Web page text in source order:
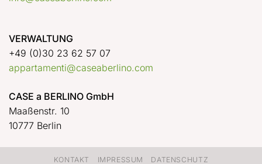
VERWALTUNG
+49 (0)30 23 62 57 07
appartamenti@caseaberlino.com
CASE a BERLINO GmbH
Maaßenstr. 10
10777 Berlin
KONTAKT IMPRESSUM DATENSCHUTZ